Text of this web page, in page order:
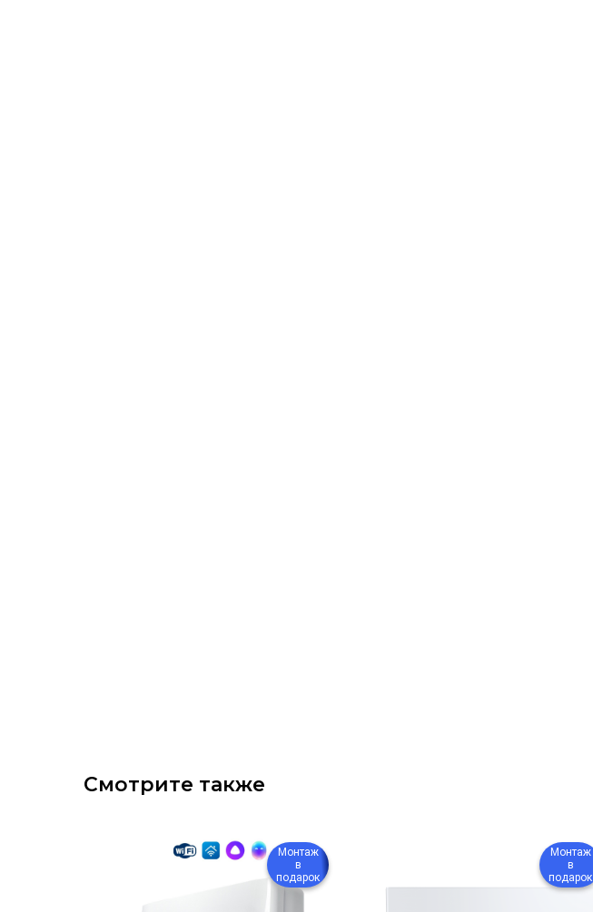
Смотрите также
Монтаж
в
подарок
Монтаж
в
подарок